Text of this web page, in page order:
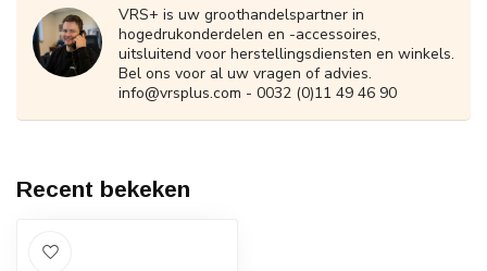
VRS+ is uw groothandelspartner in
hogedrukonderdelen en -accessoires,
uitsluitend voor herstellingsdiensten en winkels.
Bel ons voor al uw vragen of advies.
info@vrsplus.com - 0032 (0)11 49 46 90
Recent bekeken